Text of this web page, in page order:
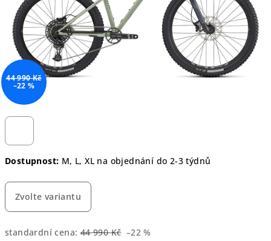
Dostupnost: M, L, XL na objednání do 2-3 týdnů
Zvolte variantu
standardní cena: 44 990 Kč –22 %
44 990 Kč
–22 %